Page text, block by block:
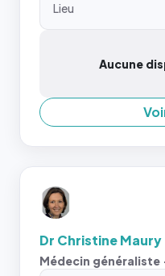
Lieu
Aucune
Dr Christine Maury
Médecin généraliste